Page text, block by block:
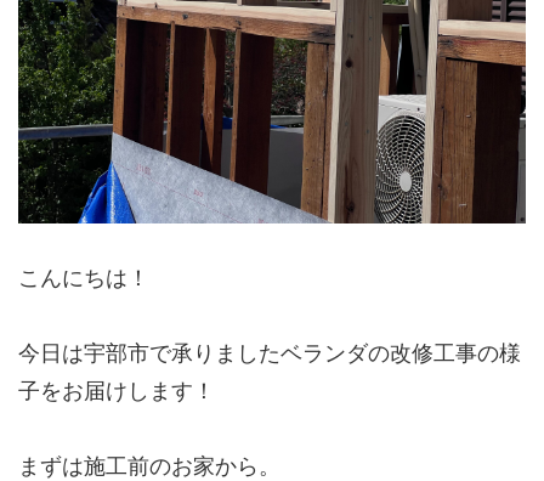
こんにちは！
今日は宇部市で承りましたベランダの改修工事の様
子をお届けします！
まずは施工前のお家から。